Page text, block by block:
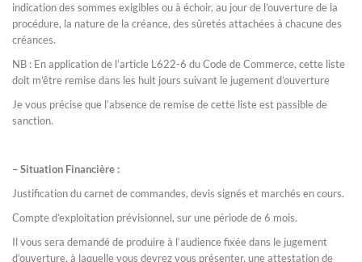
indication des sommes exigibles ou à échoir, au jour de l’ouverture de la
procédure, la nature de la créance, des sûretés attachées à chacune des
créances.
NB : En application de l’article L622-6 du Code de Commerce, cette liste
doit m’être remise dans les huit jours suivant le jugement d’ouverture
Je vous précise que l’absence de remise de cette liste est passible de
sanction.
– Situation Financière :
Justification du carnet de commandes, devis signés et marchés en cours.
Compte d’exploitation prévisionnel, sur une période de 6 mois.
Il vous sera demandé de produire à l’audience fixée dans le jugement
d’ouverture, à laquelle vous devrez vous présenter, une attestation de